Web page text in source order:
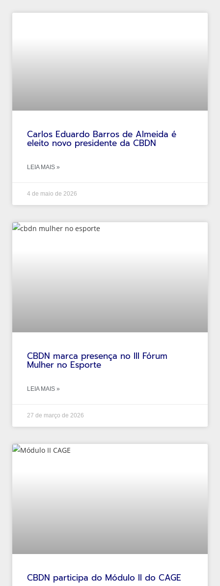
Carlos Eduardo Barros de Almeida é
eleito novo presidente da CBDN
LEIA MAIS »
4 de maio de 2026
CBDN marca presença no III Fórum
Mulher no Esporte
LEIA MAIS »
27 de março de 2026
CBDN participa do Módulo II do CAGE